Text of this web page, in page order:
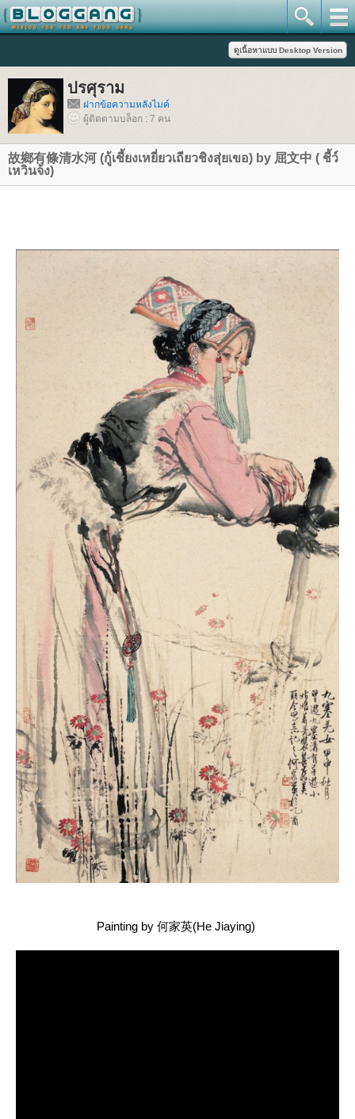
ปรศุราม
ฝากข้อความหลังไมค์
ผู้ติดตามบล็อก : 7 คน
故鄉有條清水河 (กู้เชี้ยงเหยี่ยวเถียวชิงสุ่ยเขอ)​ by 屈文中 ( ชี้ว์
เหวินจ้ง)​
Painting by 何家英(He Jiaying)